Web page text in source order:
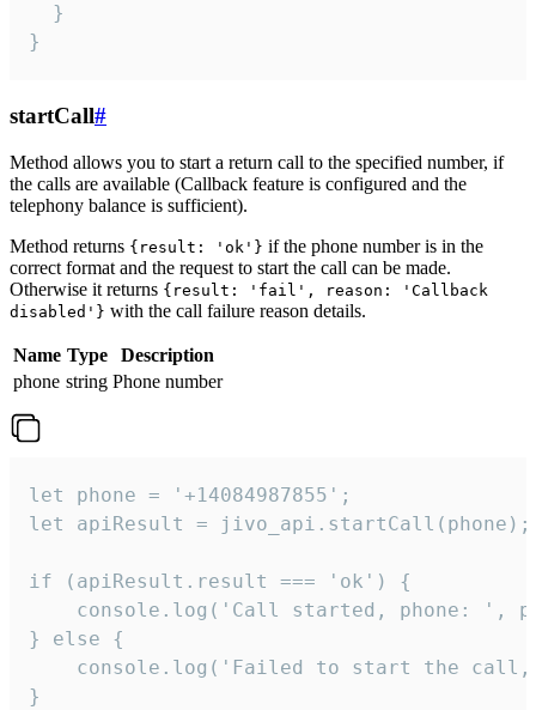
  }
}
startCall#
Method allows you to start a return call to the specified number, if
the calls are available (Callback feature is configured and the
telephony balance is sufficient).
Method returns {result: 'ok'} if the phone number is in the
correct format and the request to start the call can be made.
Otherwise it returns {result: 'fail', reason: 'Callback
disabled'} with the call failure reason details.
Name Type
Description
phone string Phone number
let phone = '+14084987855';
let apiResult = jivo_api.startCall(phone);
if (apiResult.result === 'ok') {
console.log('Call started, phone: ',
} else {
console.log('Failed to start the
}